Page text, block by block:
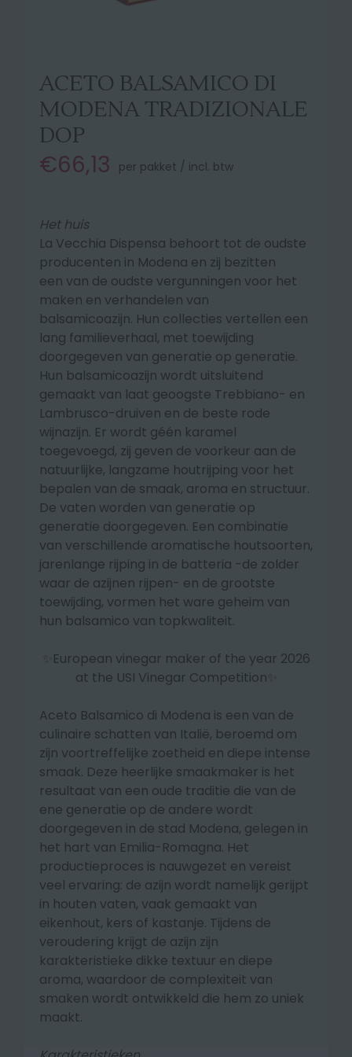
ACETO BALSAMICO DI
MODENA TRADIZIONALE
DOP
€66,13 per pakket / incl. btw
Het huis
La Vecchia Dispensa behoort tot de oudste
producenten in Modena en zij bezitten
een van de oudste vergunningen voor het
maken en verhandelen van
balsamicoazijn. Hun collecties vertellen een
lang familieverhaal, met toewijding
doorgegeven van generatie op generatie.
Hun balsamicoazijn wordt uitsluitend
gemaakt van laat geoogste Trebbiano- en
Lambrusco-druiven en de beste rode
wijnazijn. Er wordt géén karamel
toegevoegd, zij geven de voorkeur aan de
natuurlijke, langzame houtrijping voor het
bepalen van de smaak, aroma en structuur.
De vaten worden van generatie op
generatie doorgegeven. Een combinatie
van verschillende aromatische houtsoorten,
jarenlange rijping in de batteria -de zolder
waar de azijnen rijpen- en de grootste
toewijding, vormen het ware geheim van
hun balsamico van topkwaliteit.
European vinegar maker of the year 2026
at the USI Vinegar Competition✨
Aceto Balsamico di Modena is een van de
culinaire schatten van Italië, beroemd om
zijn voortreffelijke zoetheid en diepe intense
smaak. Deze heerlijke smaakmaker is het
resultaat van een oude traditie die van de
ene generatie op de andere wordt
doorgegeven in de stad Modena, gelegen in
het hart van Emilia-Romagna. Het
productieproces is nauwgezet en vereist
veel ervaring: de azijn wordt namelijk gerijpt
in houten vaten, vaak gemaakt van
eikenhout, kers of kastanje. Tijdens de
veroudering krijgt de azijn zijn
karakteristieke dikke textuur en diepe
aroma, waardoor de complexiteit van
smaken wordt ontwikkeld die hem zo uniek
maakt.